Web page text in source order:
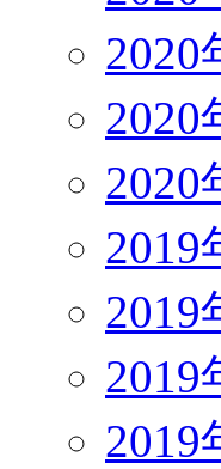
2020
2020
2020
2019
2019
2019
2019